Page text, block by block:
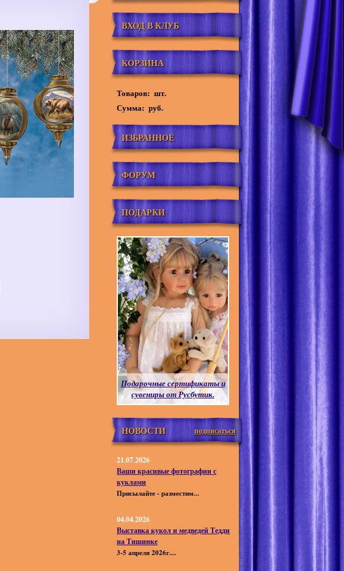
ВХОД В КЛУБ
КОРЗИНА
Товаров: шт.
Сумма: руб.
ИЗБРАННОЕ
ФОРУМ
ПОДАРКИ
Подарочные сертификаты и
сувениры от Русбутик.
НОВОСТИ подписаться
21.07.2026
Ваши красивые фотографии с
куклами
Присылайте - разместим...
04.04.2026
Выставка кукол и медведей Тедди
на Тишинке
3-5 апреля 2026г....